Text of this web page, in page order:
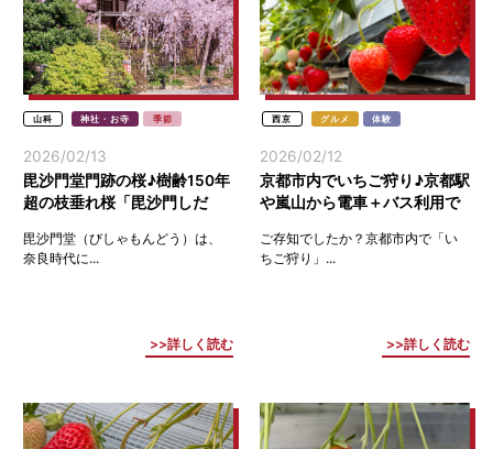
山科 神社・お寺 季節
2026/02/13
毘沙門堂門跡の桜♪樹齢150年
超の枝垂れ桜「毘沙門しだ
毘沙門堂（びしゃもんどう）は、
奈良時代に...
詳しく読む
西京 グルメ 体験
2026/02/12
京都市内でいちご狩り♪京都駅
や嵐山から電車＋バス利用で
ご存知でしたか？京都市内で「い
ちご狩り」...
詳しく読む